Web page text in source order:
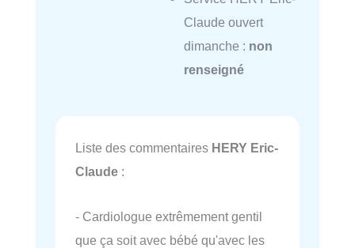
Claude ouvert
dimanche : non
renseigné
Liste des commentaires HERY Eric-
Claude :
- Cardiologue extrêmement gentil
que ça soit avec bébé qu'avec les